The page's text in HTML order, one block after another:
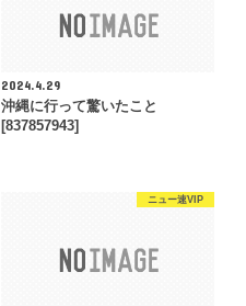
2024.4.29
沖縄に行って驚いたこと
[837857943]
ニュー速VIP